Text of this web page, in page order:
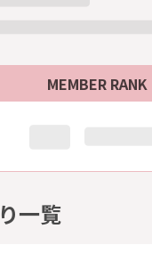
MEMBER RANK
一覧